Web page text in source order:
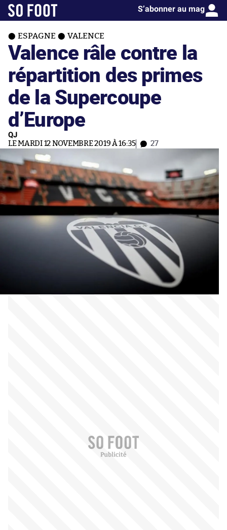
S’abonner au mag
ESPAGNE VALENCE
Valence râle contre la
répartition des primes
de la Supercoupe
d’Europe
QJ
LE MARDI 12 NOVEMBRE 2019 À 16:35 27